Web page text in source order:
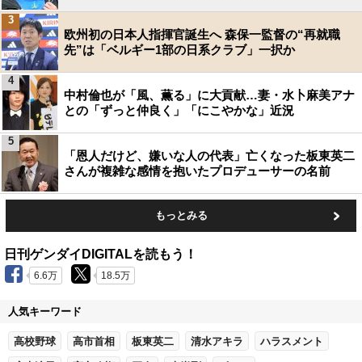
欧州初の日本人指揮官誕生へ 森保一監督の“再就職
先”は「ベルギー1部の日系クラブ」一択か
3
中村倫也が「風、薫る」に大貢献…妻・水卜麻美アナ
との「ずっと仲良く」「にこやかな」近況
4
「恩人だけど、嫌いな人の代表」亡くなった板東英二
さんが複雑な感情を抱いたプロデューサーの名前
5
もっとみる
日刊ゲンダイDIGITALを読もう！
6.6万 18.5万
人気キーワード
高校野球 高市首相 板東英二 清水アキラ ハラスメント